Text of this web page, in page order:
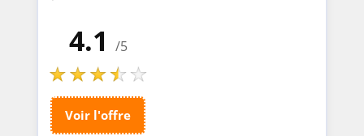
4.1 /5
Voir l'offre